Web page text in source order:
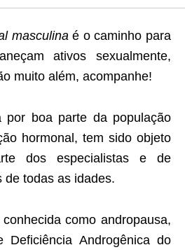
masculina é o caminho para
ativos sexualmente,
muito além, acompanhe!
por boa parte da população
hormonal, tem sido objeto
dos especialistas e de
de todas as idades.
como andropausa,
Deficiência Androgênica do